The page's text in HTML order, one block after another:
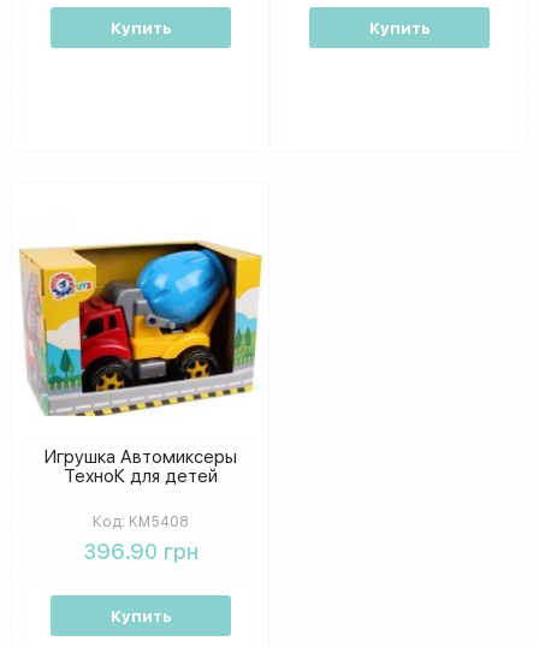
Купить Купить
Игрушка Автомиксеры
ТехноК для детей
Код: KM5408
396.90 грн
Купить